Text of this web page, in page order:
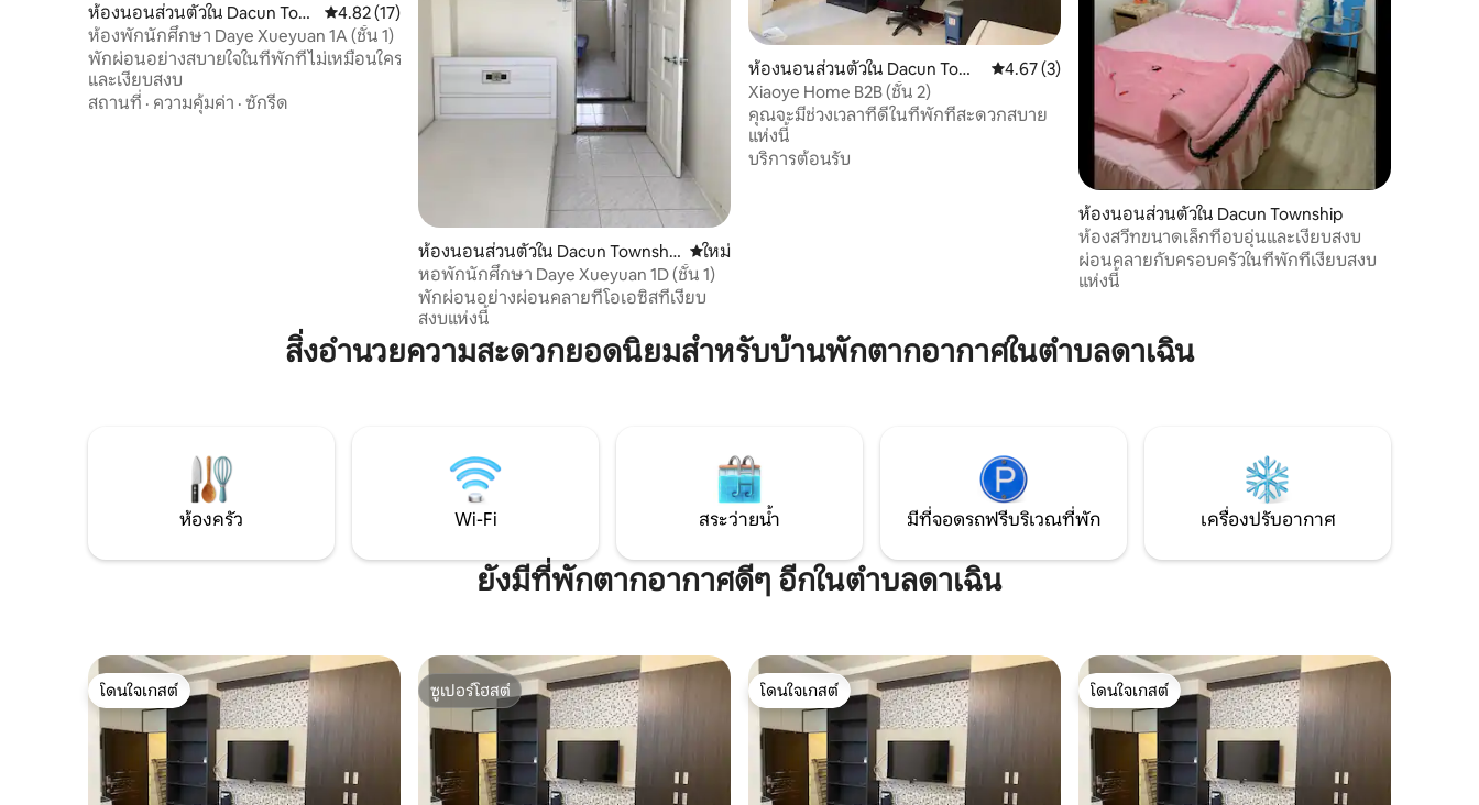
ห้องนอนส่วนตัวใน Dacun Tow
nship
คะแนนเฉลี่ย 4.82 จาก 5, 17 รีวิว
4.82 (17)
ห้องพักนักศึกษา Daye Xueyuan 1A (ชั้น 1)
พักผ่อนอย่างสบายใจในที่พักที่ไม่เหมือนใคร
และเงียบสงบ
สถานที่ · ความคุ้มค่า · ซักรีด
ห้องนอนส่วนตัวใน Dacun Townshi
p
ที่พักใหม่
ใหม่
หอพักนักศึกษา Daye Xueyuan 1D (ชั้น 1)
พักผ่อนอย่างผ่อนคลายที่โอเอซิสที่เงียบ
สงบแห่งนี้
ห้องนอนส่วนตัวใน Dacun Town
ship
คะแนนเฉลี่ย 4.67 จาก 5, 3 รีวิว
4.67 (3)
Xiaoye Home B2B (ชั้น 2)
คุณจะมีช่วงเวลาที่ดีในที่พักที่สะดวกสบาย
แห่งนี้
บริการต้อนรับ
ห้องนอนส่วนตัวใน Dacun Township
ห้องสวีทขนาดเล็กที่อบอุ่นและเงียบสงบ
ผ่อนคลายกับครอบครัวในที่พักที่เงียบสงบ
แห่งนี้
สิ่งอำนวยความสะดวกยอดนิยมสำหรับบ้านพักตากอากาศในตำบลดาเฉิน
ห้องครัว Wi-Fi สระว่ายน้ำ มีที่จอดรถฟรีบริเวณที่พัก เครื่องปรับอากาศ
ยังมีที่พักตากอากาศดีๆ อีกในตำบลดาเฉิน
โดนใจเกสต์
โดนใจเกสต์
ซูเปอร์โฮสต์
ซูเปอร์โฮสต์
โดนใจเกสต์
โดนใจเกสต์
โดนใจเกสต์
โดนใจเกสต์